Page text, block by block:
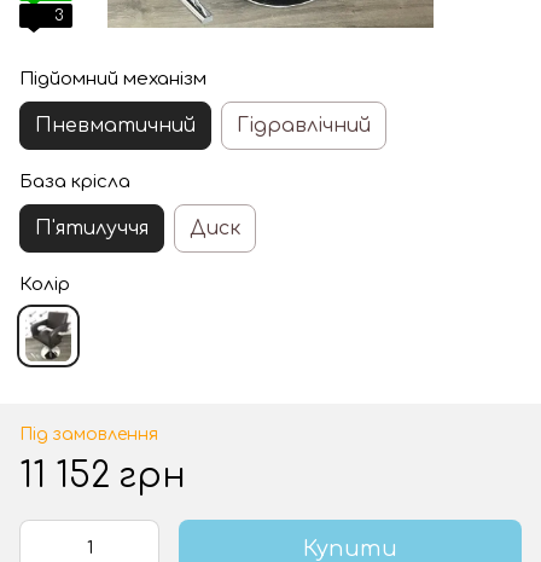
3
Підйомний механізм
Пневматичний Гідравлічний
База крісла
П'ятилуччя Диск
Колір
Під замовлення
11 152 грн
Купити